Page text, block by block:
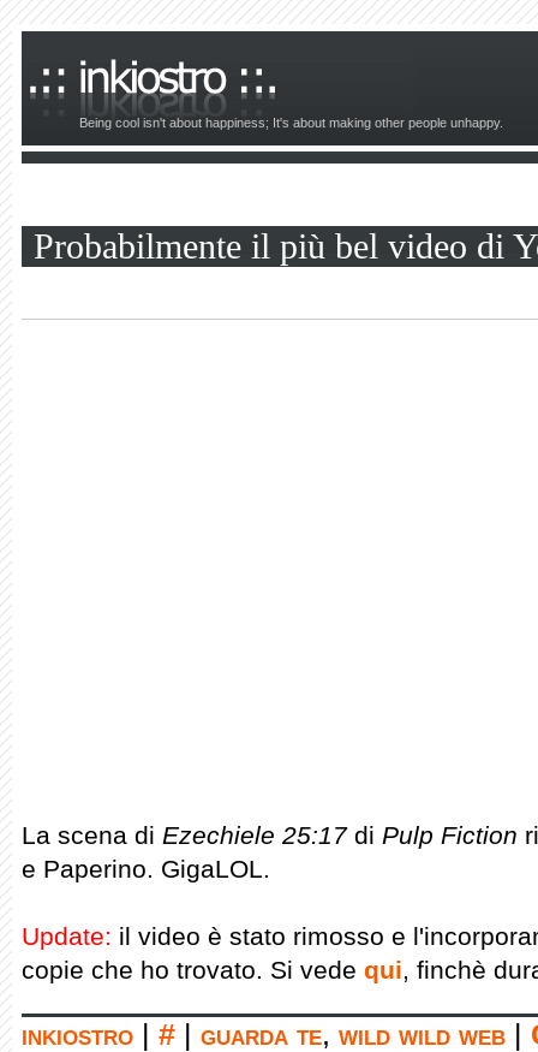
Being cool isn't about happiness; It's about making other people unhappy.
Probabilmente il più bel video di
La scena di Ezechiele 25:17di Pulp Fiction
e Paperino. GigaLOL.
Update: il video è stato rimosso e
copie che ho trovato. Si vede qui, finchè
inkiostro # guarda te, wild wild web